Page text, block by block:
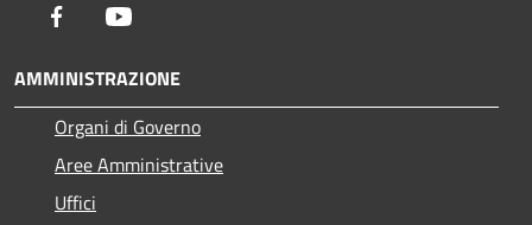
Facebook
AMMINISTRAZIONE
Organi di Governo
Aree Amministrative
Uffici